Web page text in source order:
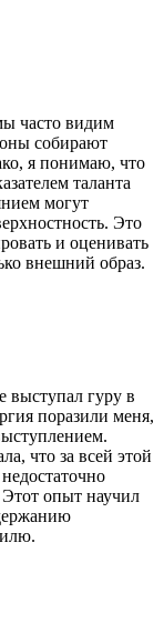
часто видим
собирают
я понимаю, что
таланта
могут
Это
и оценивать
внешний образ.
выступал гуру в
поразили меня,
что за всей этой
опыт научил